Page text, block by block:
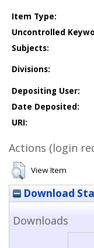
Item Type:
Uncontrolled
Subjects:
Divisions:
Depositing User:
Date Deposited:
URI:
Actions (login
View Item
Download
Downloads